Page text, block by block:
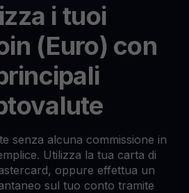
i tuoi
(Euro) con
senza alcuna commissione in
Utilizza la tua carta di
oppure effettua un
sul tuo conto tramite